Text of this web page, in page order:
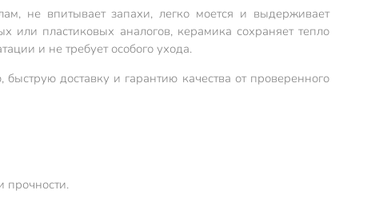
не впитывает запахи, легко моется и выдерживает
пластиковых аналогов, керамика сохраняет тепло
и не требует особого ухода.
доставку и гарантию качества от проверенного
прочности.